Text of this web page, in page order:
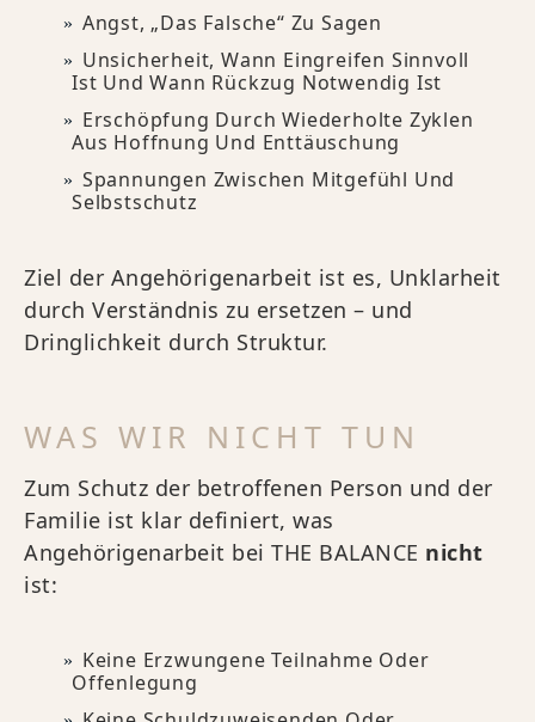
Angst, „das Falsche“ Zu Sagen
Unsicherheit, Wann Eingreifen Sinnvoll
Ist Und Wann Rückzug Notwendig Ist
Erschöpfung Durch Wiederholte Zyklen
Aus Hoffnung Und Enttäuschung
Spannungen Zwischen Mitgefühl Und
Selbstschutz
Ziel der Angehörigenarbeit ist es, Unklarheit
durch Verständnis zu ersetzen – und
Dringlichkeit durch Struktur.
WAS WIR NICHT TUN
Zum Schutz der betroffenen Person und der
Familie ist klar definiert, was
Angehörigenarbeit bei THE BALANCE nicht
ist:
Keine Erzwungene Teilnahme Oder
Offenlegung